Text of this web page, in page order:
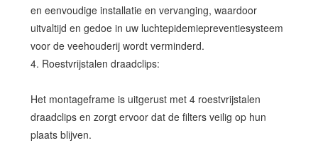
en eenvoudige installatie en vervanging, waardoor
uitvaltijd en gedoe in uw luchtepidemiepreventiesysteem
voor de veehouderij wordt verminderd.
4. Roestvrijstalen draadclips:
Het montageframe is uitgerust met 4 roestvrijstalen
draadclips en zorgt ervoor dat de filters veilig op hun
plaats blijven.